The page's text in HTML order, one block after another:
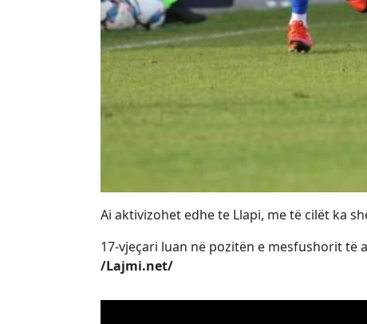
Ai aktivizohet edhe te Llapi, me të cilët ka
17-vjeçari luan në pozitën e mesfushorit të
/Lajmi.net/